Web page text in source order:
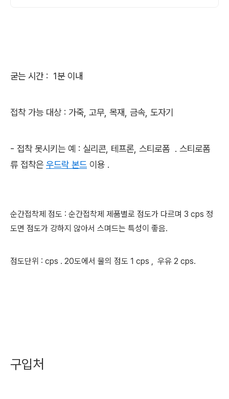
굳는 시간 : 1분 이내
접착 가능 대상 : 가죽, 고무, 목재, 금속, 도자기
- 접착 못시키는 예 : 실리콘, 테프론, 스티로폼 . 스티로폼
류 접착은 우드락 본드 이용 .
순간접착제 점도 : 순간접착제 제품별로 점도가 다르며 3 cps 정
도면 점도가 강하지 않아서 스며드는 특성이 좋음.
점도단위 : cps . 20도에서 물의 점도 1 cps , 우유 2 cps.
구입처